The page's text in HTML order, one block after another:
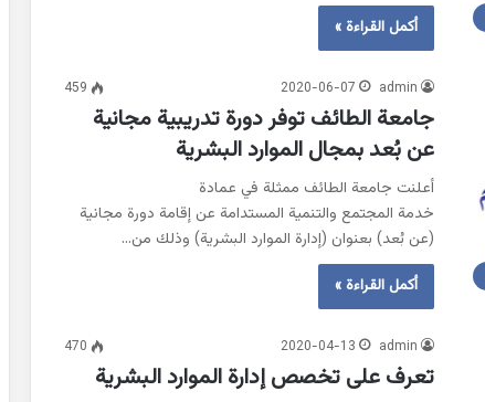
أكمل القراءة »
admin
2020-06-07
459
جامعة الطائف توفر دورة تدريبية مجانية
عن بُعد بمجال الموارد البشرية
أعلنت جامعة الطائف ممثلة في عمادة
خدمة المجتمع والتنمية المستدامة عن إقامة دورة مجانية
(عن بُعد) بعنوان (إدارة الموارد البشرية) وذلك من…
أكمل القراءة »
admin
2020-04-13
470
تعرف على تخصص إدارة الموارد البشرية